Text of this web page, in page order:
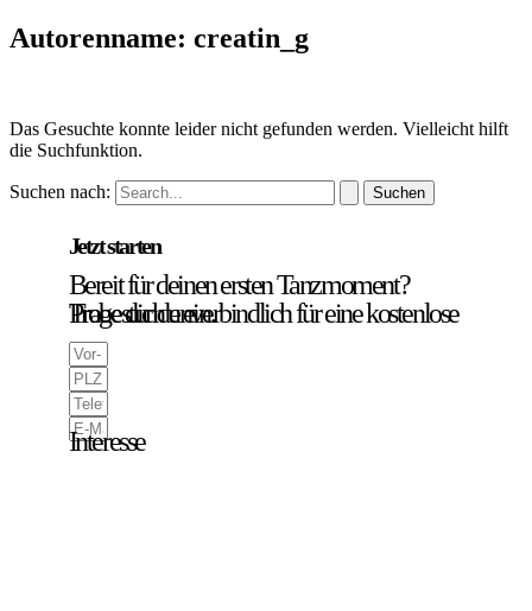
Autorenname: creatin_g
Das Gesuchte konnte leider nicht gefunden werden. Vielleicht hilft
die Suchfunktion.
Suchen nach:
Jetzt starten
Bereit für deinen ersten Tanzmoment?
Trage dich unverbindlich für eine kostenlose Probestunde ein.
Interesse